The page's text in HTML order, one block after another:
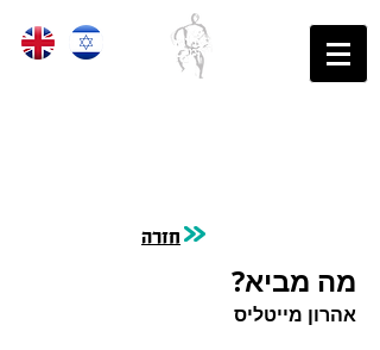
חזרה
מה מביא?
אהרון מייטליס